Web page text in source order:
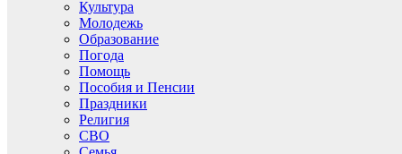
Культура
Молодежь
Образование
Погода
Помощь
Пособия и Пенсии
Праздники
Религия
СВО